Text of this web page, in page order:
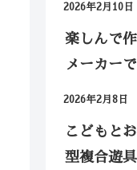
2026年2月10日
楽しんで
メーカー
2026年2月8日
こどもと
型複合遊